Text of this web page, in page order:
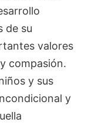
de su
valores
compasión.
y sus
y